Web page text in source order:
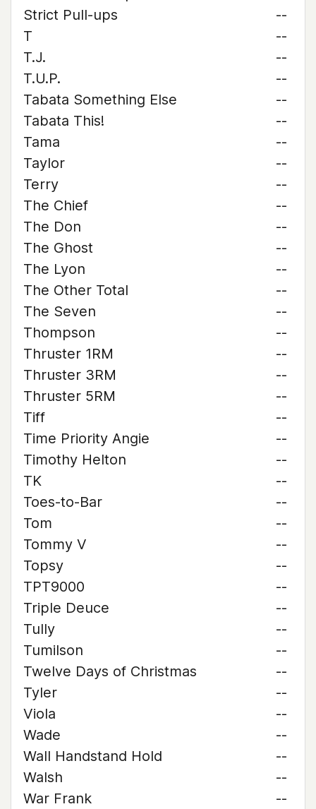
Strict Pull-ups
--
T
--
T.J.
--
T.U.P.
--
Tabata Something Else
--
Tabata This!
--
Tama
--
Taylor
--
Terry
--
The Chief
--
The Don
--
The Ghost
--
The Lyon
--
The Other Total
--
The Seven
--
Thompson
--
Thruster 1RM
--
Thruster 3RM
--
Thruster 5RM
--
Tiff
--
Time Priority Angie
--
Timothy Helton
--
TK
--
Toes-to-Bar
--
Tom
--
Tommy V
--
Topsy
--
TPT9000
--
Triple Deuce
--
Tully
--
Tumilson
--
Twelve Days of Christmas
--
Tyler
--
Viola
--
Wade
--
Wall Handstand Hold
--
Walsh
--
War Frank
--